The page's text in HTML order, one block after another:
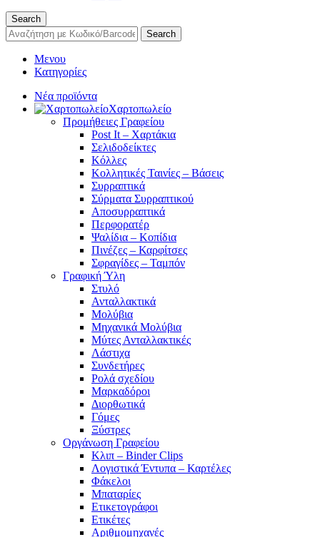
Search
Search
Μενου
Κατηγορίες
Νέα προϊόντα
Χαρτοπωλείο
Προμήθειες Γραφείου
Post It – Χαρτάκια
Σελιδοδείκτες
Κόλλες
Κολλητικές Ταινίες – Βάσεις
Συρραπτικά
Σύρματα Συρραπτικού
Αποσυρραπτικά
Περφορατέρ
Ψαλίδια – Κοπίδια
Πινέζες – Καρφίτσες
Σφραγίδες – Ταμπόν
Γραφική Ύλη
Στυλό
Ανταλλακτικά
Μολύβια
Μηχανικά Μολύβια
Μύτες Ανταλλακτικές
Λάστιχα
Συνδετήρες
Ρολά σχεδίου
Μαρκαδόροι
Διορθωτικά
Γόμες
Ξύστρες
Οργάνωση Γραφείου
Κλιπ – Binder Clips
Λογιστικά Έντυπα – Καρτέλες
Φάκελοι
Μπαταρίες
Ετικετογράφοι
Ετικέτες
Αριθμομηχανές